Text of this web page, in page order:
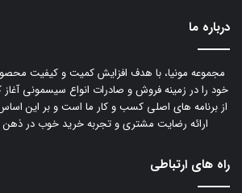
درباره ما
مجموعه مونیا، با هدف افزایش کمیت و کیفیت
خود را در زمینه فروش و صادرات انواع سیسمونی
از برنامه های اصلی کسب و کار ما است و بر این
ارائه رضایت مشتری و تجربه خرید خوب در
راه های ارتباطی